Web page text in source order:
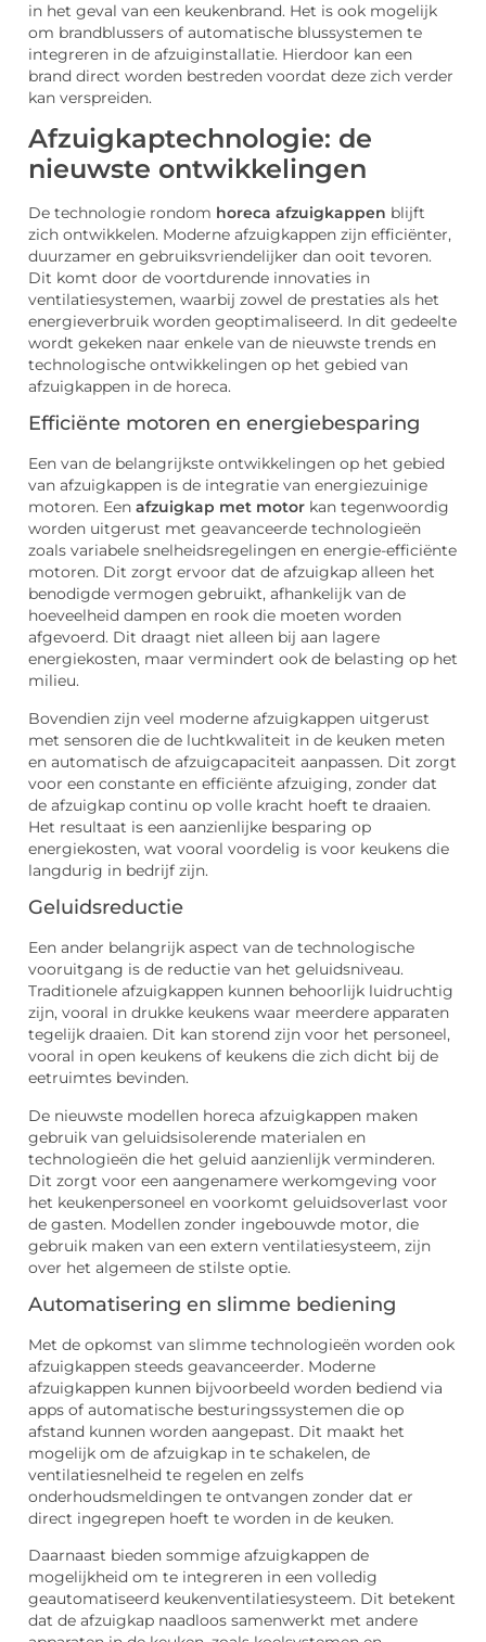
in het geval van een keukenbrand. Het is ook mogelijk
om brandblussers of automatische blussystemen te
integreren in de afzuiginstallatie. Hierdoor kan een
brand direct worden bestreden voordat deze zich verder
kan verspreiden.
Afzuigkaptechnologie: de
nieuwste ontwikkelingen
De technologie rondom horeca afzuigkappen blijft
zich ontwikkelen. Moderne afzuigkappen zijn efficiënter,
duurzamer en gebruiksvriendelijker dan ooit tevoren.
Dit komt door de voortdurende innovaties in
ventilatiesystemen, waarbij zowel de prestaties als het
energieverbruik worden geoptimaliseerd. In dit gedeelte
wordt gekeken naar enkele van de nieuwste trends en
technologische ontwikkelingen op het gebied van
afzuigkappen in de horeca.
Efficiënte motoren en energiebesparing
Een van de belangrijkste ontwikkelingen op het gebied
van afzuigkappen is de integratie van energiezuinige
motoren. Een afzuigkap met motor kan tegenwoordig
worden uitgerust met geavanceerde technologieën
zoals variabele snelheidsregelingen en energie-efficiënte
motoren. Dit zorgt ervoor dat de afzuigkap alleen het
benodigde vermogen gebruikt, afhankelijk van de
hoeveelheid dampen en rook die moeten worden
afgevoerd. Dit draagt niet alleen bij aan lagere
energiekosten, maar vermindert ook de belasting op het
milieu.
Bovendien zijn veel moderne afzuigkappen uitgerust
met sensoren die de luchtkwaliteit in de keuken meten
en automatisch de afzuigcapaciteit aanpassen. Dit zorgt
voor een constante en efficiënte afzuiging, zonder dat
de afzuigkap continu op volle kracht hoeft te draaien.
Het resultaat is een aanzienlijke besparing op
energiekosten, wat vooral voordelig is voor keukens die
langdurig in bedrijf zijn.
Geluidsreductie
Een ander belangrijk aspect van de technologische
vooruitgang is de reductie van het geluidsniveau.
Traditionele afzuigkappen kunnen behoorlijk luidruchtig
zijn, vooral in drukke keukens waar meerdere apparaten
tegelijk draaien. Dit kan storend zijn voor het personeel,
vooral in open keukens of keukens die zich dicht bij de
eetruimtes bevinden.
De nieuwste modellen horeca afzuigkappen maken
gebruik van geluidsisolerende materialen en
technologieën die het geluid aanzienlijk verminderen.
Dit zorgt voor een aangenamere werkomgeving voor
het keukenpersoneel en voorkomt geluidsoverlast voor
de gasten. Modellen zonder ingebouwde motor, die
gebruik maken van een extern ventilatiesysteem, zijn
over het algemeen de stilste optie.
Automatisering en slimme bediening
Met de opkomst van slimme technologieën worden ook
afzuigkappen steeds geavanceerder. Moderne
afzuigkappen kunnen bijvoorbeeld worden bediend via
apps of automatische besturingssystemen die op
afstand kunnen worden aangepast. Dit maakt het
mogelijk om de afzuigkap in te schakelen, de
ventilatiesnelheid te regelen en zelfs
onderhoudsmeldingen te ontvangen zonder dat er
direct ingegrepen hoeft te worden in de keuken.
Daarnaast bieden sommige afzuigkappen de
mogelijkheid om te integreren in een volledig
geautomatiseerd keukenventilatiesysteem. Dit betekent
dat de afzuigkap naadloos samenwerkt met andere